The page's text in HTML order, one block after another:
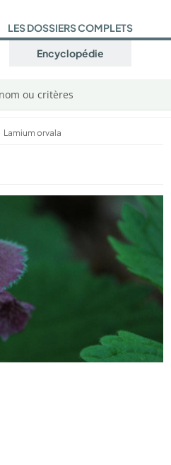
LES DOSSIERS COMPLETS
Encyclopédie
ou critères
Lamium orvala